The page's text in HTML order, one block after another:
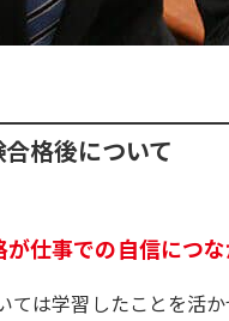
格後について
仕事での自信につな
ては学習したことを活か